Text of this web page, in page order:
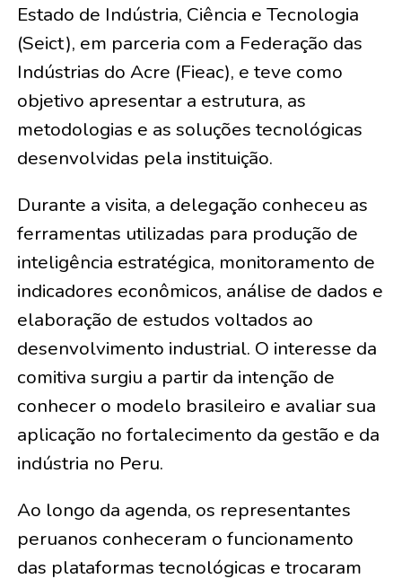
Estado de Indústria, Ciência e Tecnologia
(Seict), em parceria com a Federação das
Indústrias do Acre (Fieac), e teve como
objetivo apresentar a estrutura, as
metodologias e as soluções tecnológicas
desenvolvidas pela instituição.
Durante a visita, a delegação conheceu as
ferramentas utilizadas para produção de
inteligência estratégica, monitoramento de
indicadores econômicos, análise de dados e
elaboração de estudos voltados ao
desenvolvimento industrial. O interesse da
comitiva surgiu a partir da intenção de
conhecer o modelo brasileiro e avaliar sua
aplicação no fortalecimento da gestão e da
indústria no Peru.
Ao longo da agenda, os representantes
peruanos conheceram o funcionamento
das plataformas tecnológicas e trocaram